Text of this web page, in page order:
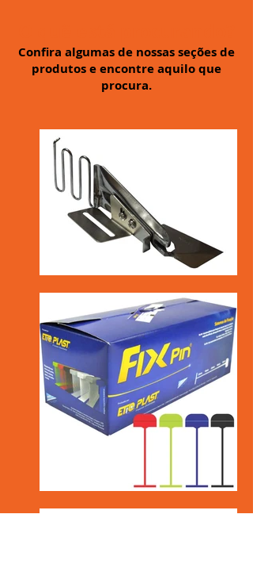
Confira algumas de nossas seções de
produtos e encontre aquilo que
procura.